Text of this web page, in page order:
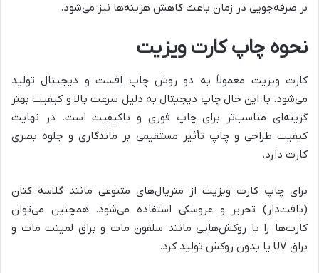
بر صرفه‌جویی در زمان باعث کاهش هزینه‌ها نیز می‌شود.
نحوه چاپ کارت ویزیت
کارت ویزیت معمولاً به دو روش چاپ افست و دیجیتال تولید
می‌شود. با این حال چاپ دیجیتال به دلیل سرعت بالا و کیفیت بهتر
گزینه‌ای مناسب‌تر برای چاپ فوری و باکیفیت است. در نهایت
کیفیت طراحی و چاپ تأثیر مستقیمی بر ماندگاری و جلوه بصری
کارت دارد.
برای چاپ کارت ویزیت از متریال‌های متنوعی مانند گلاسه کتان
(بافت‌دار) تحریر و عروسکی استفاده می‌شود. همچنین می‌توان
کارت‌ها را با روکش‌هایی مانند سلفون مات و براق لمینت مات و
براق UV یا بدون روکش تولید کرد.